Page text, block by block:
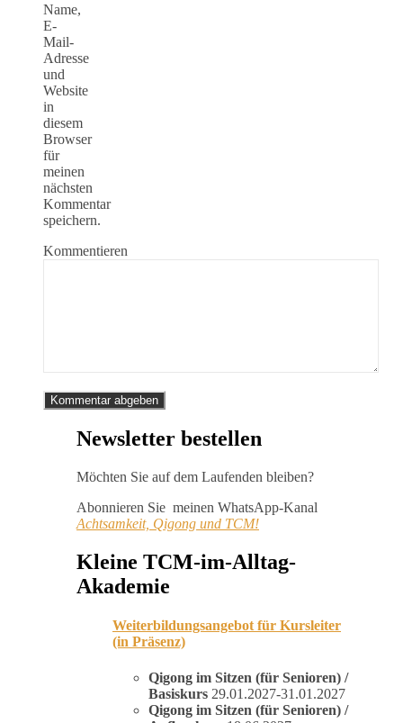
Name,
E-
Mail-
Adresse
und
Website
in
diesem
Browser
für
meinen
nächsten
Kommentar
speichern.
Kommentieren
Newsletter bestellen
Möchten Sie auf dem Laufenden bleiben?
Abonnieren Sie meinen WhatsApp-Kanal
Achtsamkeit, Qigong und TCM!
Kleine TCM-im-Alltag-
Akademie
Weiterbildungsangebot für Kursleiter
(in Präsenz)
Qigong im Sitzen (für Senioren) /
Basiskurs 29.01.2027-31.01.2027
Qigong im Sitzen (für Senioren) /